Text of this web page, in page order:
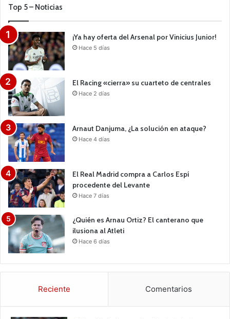
Top 5 – Noticias
¡Ya hay oferta del Arsenal por Vinicius Junior!
Hace 5 días
El Racing «cierra» su cuarteto de centrales
Hace 2 días
Arnaut Danjuma, ¿La solución en ataque?
Hace 4 días
El Real Madrid compra a Carlos Espí
procedente del Levante
Hace 7 días
¿Quién es Arnau Ortiz? El canterano que
ilusiona al Atleti
Hace 6 días
Reciente Comentarios